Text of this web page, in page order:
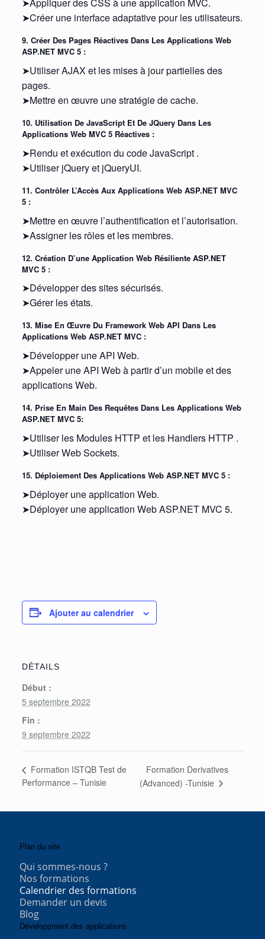
➤Appliquer des CSS à une application MVC.
➤Créer une interface adaptative pour les utilisateurs.
9. Créer Des Pages Réactives Dans Les Applications Web
ASP.NET MVC 5 :
➤Utiliser AJAX et les mises à jour partielles des
pages.
➤Mettre en œuvre une stratégie de cache.
10. Utilisation De JavaScript Et De JQuery Dans Les
Applications Web MVC 5 Réactives :
➤Rendu et exécution du code JavaScript .
➤Utiliser jQuery et jQueryUI.
11. Contrôler L’Accès Aux Applications Web ASP.NET MVC
5 :
➤Mettre en œuvre l’authentification et l’autorisation.
➤Assigner les rôles et les membres.
12. Création D’une Application Web Résiliente ASP.NET
MVC 5 :
➤Développer des sites sécurisés.
➤Gérer les états.
13. Mise En Œuvre Du Framework Web API Dans Les
Applications Web ASP.NET MVC :
➤Développer une API Web.
➤Appeler une API Web à partir d’un mobile et des
applications Web.
14. Prise En Main Des Requêtes Dans Les Applications Web
ASP.NET MVC 5:
➤Utiliser les Modules HTTP et les Handlers HTTP .
➤Utiliser Web Sockets.
15. Déploiement Des Applications Web ASP.NET MVC 5 :
➤Déployer une application Web.
➤Déployer une application Web ASP.NET MVC 5.
Ajouter au calendrier
DÉTAILS
Début :
5 septembre 2022
Fin :
9 septembre 2022
Formation ISTQB Test de
Performance – Tunisie
Formation Derivatives
(Advanced) -Tunisie
Plan du site
Qui sommes-nous ?
Nos formations
Calendrier des formations
Demander un devis
Blog
Développment des applications